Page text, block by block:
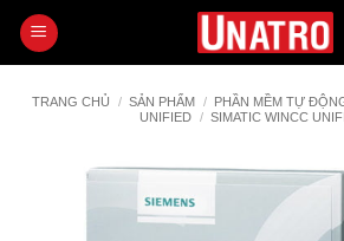
qua
dungTRANG CHỦ / SẢN PHẨM / PHẦN MỀM TỰ
UNIFIED / SIMATIC WINCC